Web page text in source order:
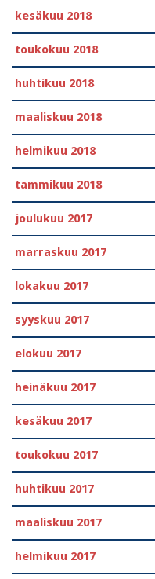
kesäkuu 2018
toukokuu 2018
huhtikuu 2018
maaliskuu 2018
helmikuu 2018
tammikuu 2018
joulukuu 2017
marraskuu 2017
lokakuu 2017
syyskuu 2017
elokuu 2017
heinäkuu 2017
kesäkuu 2017
toukokuu 2017
huhtikuu 2017
maaliskuu 2017
helmikuu 2017